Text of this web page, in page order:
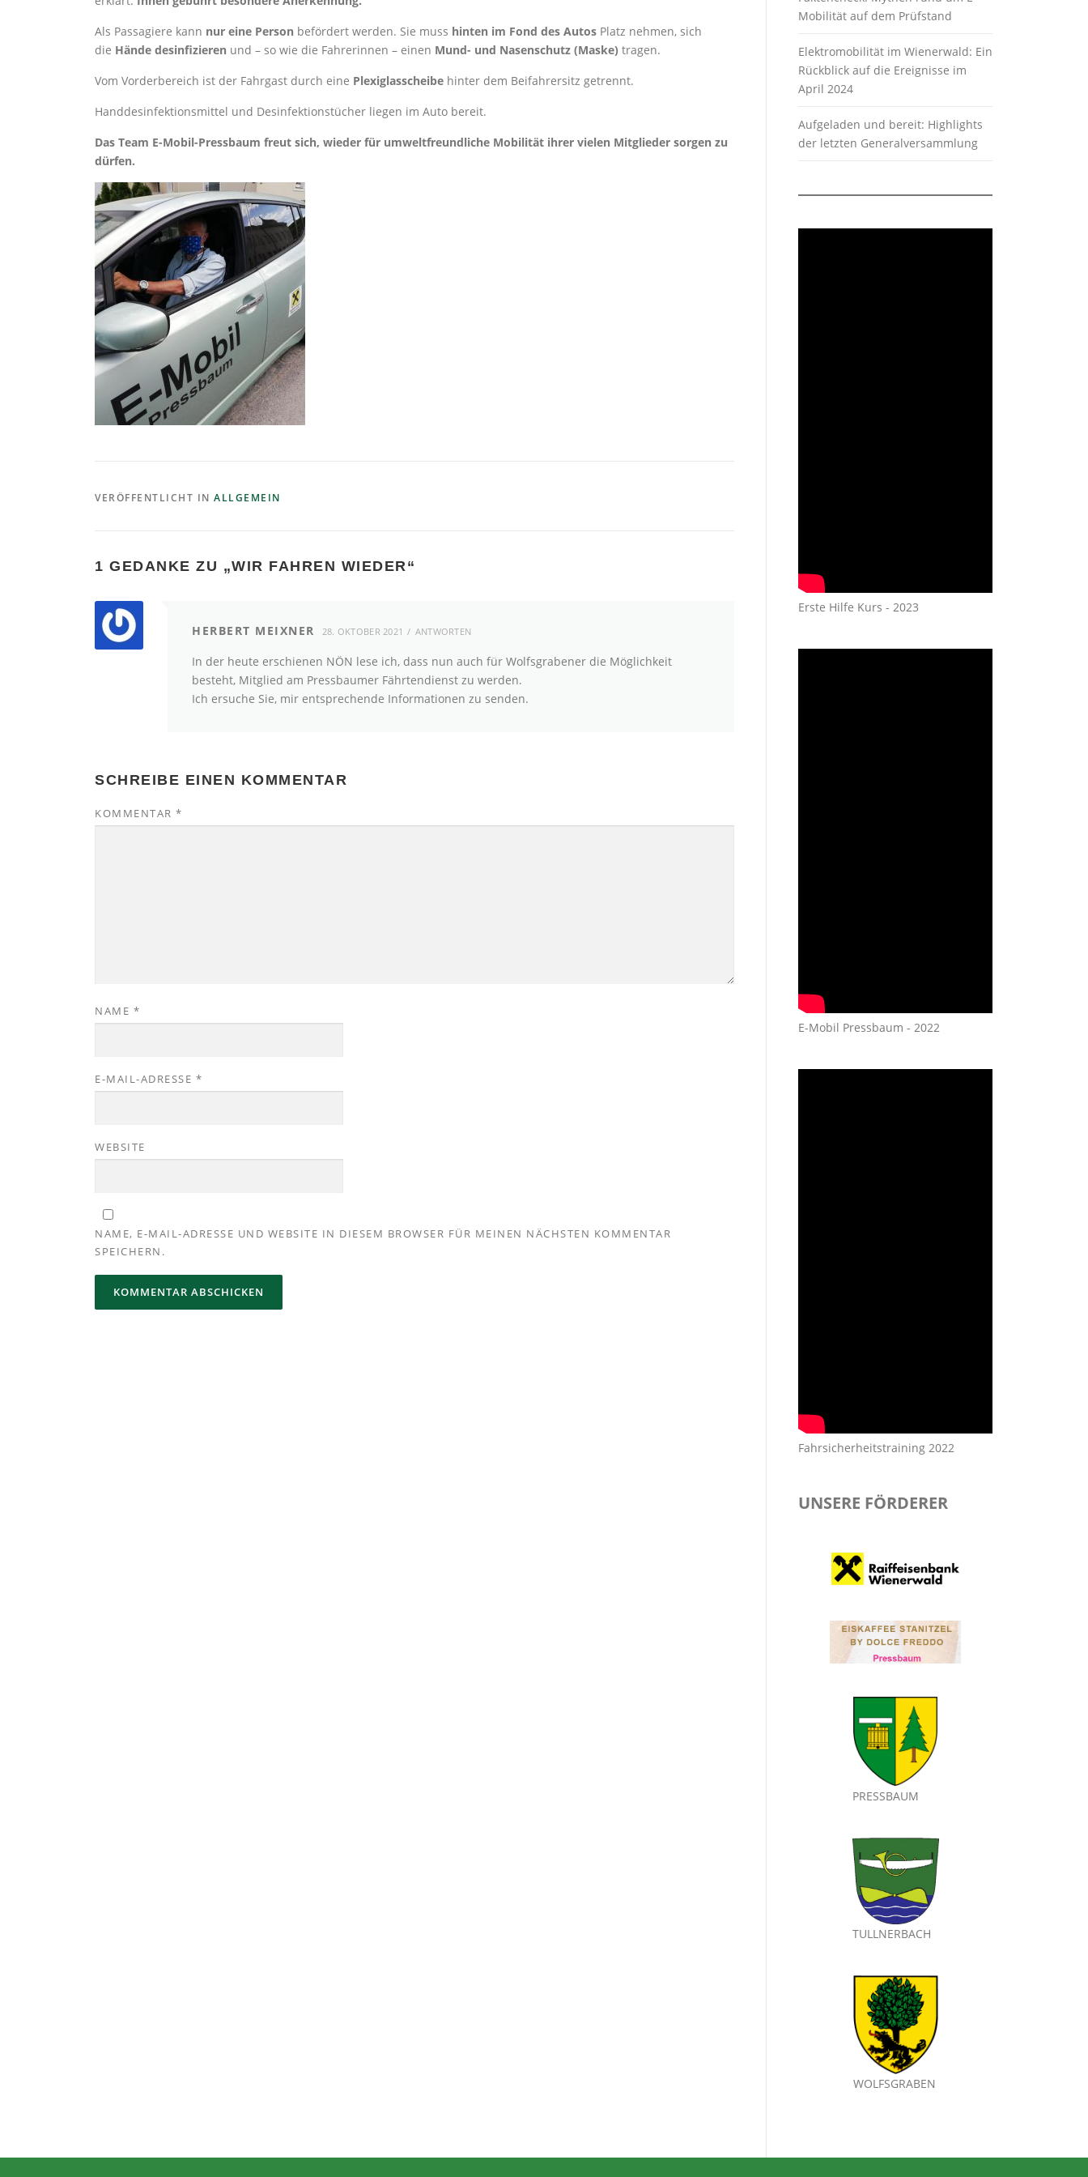
Als Passagiere kann nur eine Person befördert werden. Sie muss hinten im Fond des Autos Platz nehmen, sich
die Hände desinfizieren und – so wie die Fahrerinnen – einen Mund- und Nasenschutz (Maske) tragen.
Vom Vorderbereich ist der Fahrgast durch eine Plexiglasscheibe hinter dem Beifahrersitz getrennt.
Handdesinfektionsmittel und Desinfektionstücher liegen im Auto bereit.
Das Team E-Mobil-Pressbaum freut sich, wieder für umweltfreundliche Mobilität ihrer vielen Mitglieder sorgen zu
dürfen.
VERÖFFENTLICHT IN ALLGEMEIN
1 GEDANKE ZU „WIR FAHREN WIEDER“
HERBERT MEIXNER 28. OKTOBER 2021 ANTWORTEN
In der heute erschienen NÖN lese ich, dass nun auch für Wolfsgrabener die Möglichkeit
besteht, Mitglied am Pressbaumer Fährtendienst zu werden.
Ich ersuche Sie, mir entsprechende Informationen zu senden.
SCHREIBE EINEN KOMMENTAR
KOMMENTAR *
NAME *
E-MAIL-ADRESSE *
WEBSITE
NAME, E-MAIL-ADRESSE UND WEBSITE IN DIESEM BROWSER FÜR MEINEN NÄCHSTEN KOMMENTAR
SPEICHERN.
Mobilität auf dem Prüfstand
Elektromobilität im Wienerwald: Ein
Rückblick auf die Ereignisse im
April 2024
Aufgeladen und bereit: Highlights
der letzten Generalversammlung
Erste Hilfe Kurs - 2023
E-Mobil Pressbaum - 2022
Fahrsicherheitstraining 2022
UNSERE FÖRDERER
PRESSBAUM
TULLNERBACH
WOLFSGRABEN